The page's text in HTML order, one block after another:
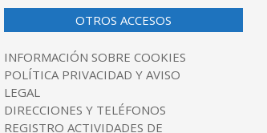
OTROS ACCESOS
INFORMACIÓN SOBRE COOKIES
POLÍTICA PRIVACIDAD Y AVISO
LEGAL
DIRECCIONES Y TELÉFONOS
REGISTRO ACTIVIDADES DE